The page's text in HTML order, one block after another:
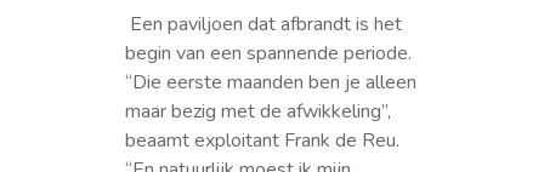
Een paviljoen dat afbrandt is het
begin van een spannende periode.
“Die eerste maanden ben je alleen
maar bezig met de afwikkeling”,
beaamt exploitant Frank de Reu.